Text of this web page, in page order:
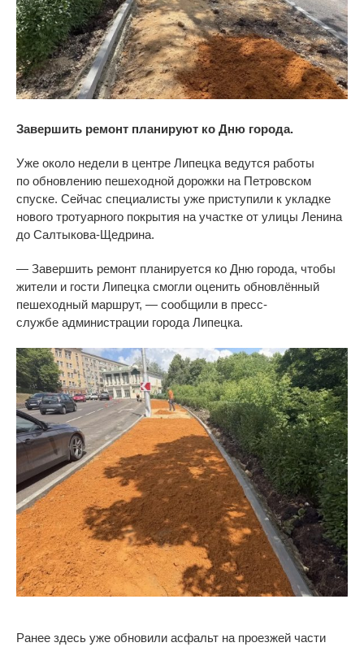
Завершить ремонт планируют ко Дню города.
Уже около недели в центре Липецка ведутся работы
по обновлению пешеходной дорожки на Петровском
спуске. Сейчас специалисты уже приступили к укладке
нового тротуарного покрытия на участке от улицы Ленина
до Салтыкова-Щедрина.
— Завершить ремонт планируется ко Дню города, чтобы
жители и гости Липецка смогли оценить обновлённый
пешеходный маршрут, — сообщили в пресс-
службе администрации города Липецка.
Ранее здесь уже обновили асфальт на проезжей части